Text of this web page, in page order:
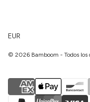
EUR
© 2026 Bamboom - Todos los